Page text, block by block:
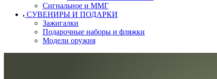
Сигнальное и ММГ
СУВЕНИРЫ И ПОДАРКИ
Зажигалки
Подарочные наборы и фляжки
Модели оружия